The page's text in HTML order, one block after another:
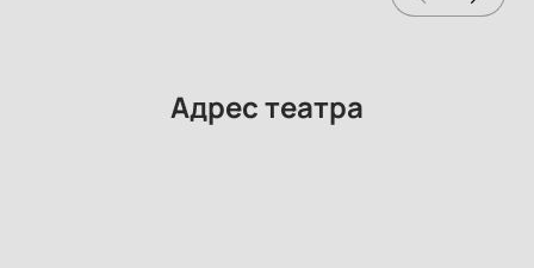
Адрес театра